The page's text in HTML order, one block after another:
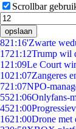
Scrollbar
opslaan
821:16'Zwarte
1721:12Trump wil
1 21:09Le Court
1021:07Zangeres
721:07NPO-
5521:06Onlyfans-
4521:00
1621:00Drone met